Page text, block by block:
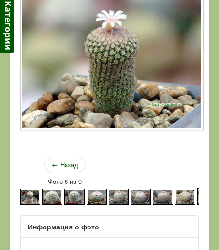
Контакты
← Назад
Фото 8 из 9
Информация о фото